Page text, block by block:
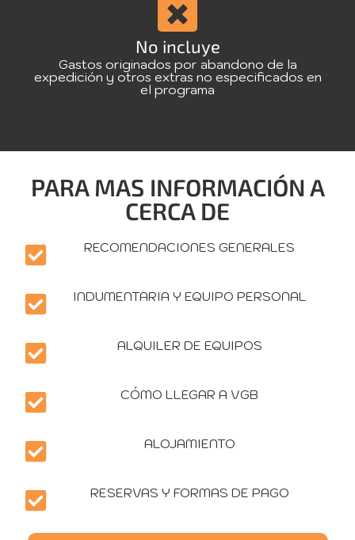
No incluye
Gastos originados por abandono de la
expedición y otros extras no especificados en
el programa
PARA MAS INFORMACIÓN A
CERCA DE
RECOMENDACIONES GENERALES
INDUMENTARIA Y EQUIPO PERSONAL
ALQUILER DE EQUIPOS
CÓMO LLEGAR A VGB
ALOJAMIENTO
RESERVAS Y FORMAS DE PAGO